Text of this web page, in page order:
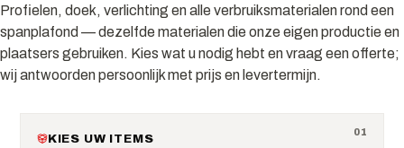
Profielen, doek, verlichting en alle verbruiksmaterialen rond een
spanplafond — dezelfde materialen die onze eigen productie en
plaatsers gebruiken. Kies wat u nodig hebt en vraag een offerte;
wij antwoorden persoonlijk met prijs en levertermijn.
01
KIES UW ITEMS